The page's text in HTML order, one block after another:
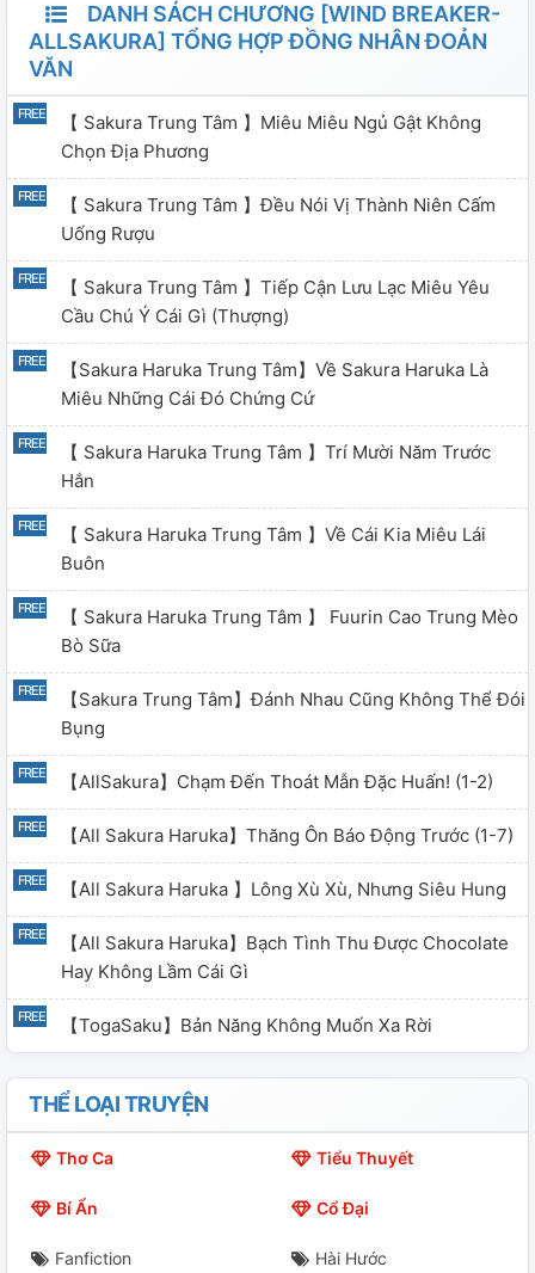
DANH SÁCH CHƯƠNG [WIND BREAKER-
ALLSAKURA] TỔNG HỢP ĐỒNG NHÂN ĐOẢN
VĂN
【 Sakura Trung Tâm 】Miêu Miêu Ngủ Gật Không
Chọn Địa Phương
【 Sakura Trung Tâm 】Đều Nói Vị Thành Niên Cấm
Uống Rượu
【 Sakura Trung Tâm 】Tiếp Cận Lưu Lạc Miêu Yêu
Cầu Chú Ý Cái Gì (thượng)
【Sakura Haruka Trung Tâm】Về Sakura Haruka Là
Miêu Những Cái Đó Chứng Cứ
【 Sakura Haruka Trung Tâm 】Trí Mười Năm Trước
Hắn
【 Sakura Haruka Trung Tâm 】Về Cái Kia Miêu Lái
Buôn
【 Sakura Haruka Trung Tâm 】 Fuurin Cao Trung Mèo
Bò Sữa
【Sakura Trung Tâm】Đánh Nhau Cũng Không Thể Đói
Bụng
【AllSakura】Chạm Đến Thoát Mẫn Đặc Huấn! (1-2)
【All Sakura Haruka】Thăng Ôn Báo Động Trước (1-7)
【All Sakura Haruka 】Lông Xù Xù, Nhưng Siêu Hung
【All Sakura Haruka】Bạch Tình Thu Được Chocolate
Hay Không Lầm Cái Gì
【TogaSaku】Bản Năng Không Muốn Xa Rời
THỂ LOẠI TRUYỆN
Thơ Ca Tiểu Thuyết
Bí Ẩn Cổ Đại
Fanfiction Hài Hước